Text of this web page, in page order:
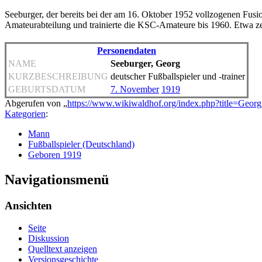
Seeburger, der bereits bei der am 16. Oktober 1952 vollzogenen
Amateurabteilung und trainierte die KSC-Amateure bis 1960. Etwa
Personendaten
NAME
Seeburger, Georg
KURZBESCHREIBUNG deutscher Fußballspieler und -trainer
GEBURTSDATUM
7. November 1919
Abgerufen von „https://www.wikiwaldhof.org/
Kategorien:
Mann
Fußballspieler (Deutschland)
Geboren 1919
Navigationsmenü
Ansichten
Seite
Diskussion
Quelltext anzeigen
Versionsgeschichte